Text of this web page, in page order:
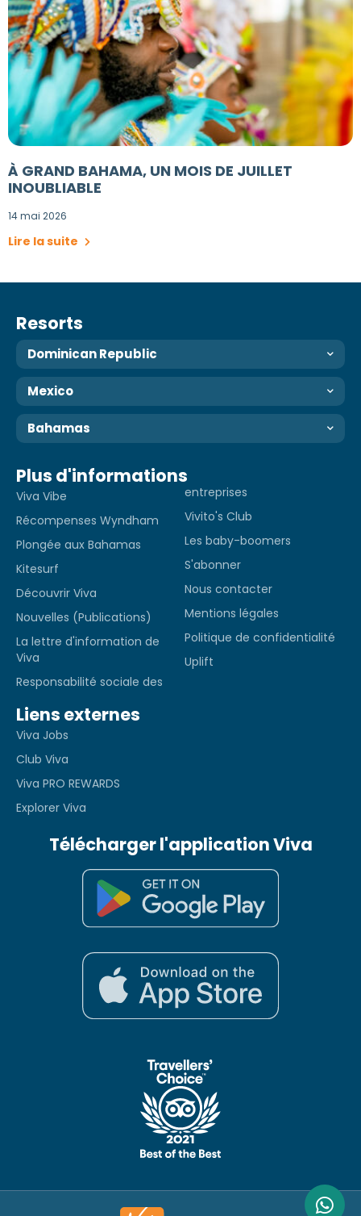
À GRAND BAHAMA, UN MOIS DE JUILLET
INOUBLIABLE
14 mai 2026
Lire la suite
Resorts
Dominican Republic
Mexico
Bahamas
Plus d'informations
Viva Vibe
Récompenses Wyndham
Plongée aux Bahamas
Kitesurf
Découvrir Viva
Nouvelles (Publications)
La lettre d'information de
Viva
Responsabilité sociale des
entreprises
Vivito's Club
Les baby-boomers
S'abonner
Nous contacter
Mentions légales
Politique de confidentialité
Uplift
Liens externes
Viva Jobs
Club Viva
Viva PRO REWARDS
Explorer Viva
Télécharger l'application Viva